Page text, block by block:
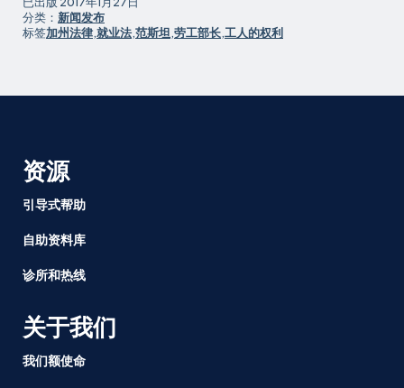
会
正
体
拒
绝
"危
"的
司
法
长
名
分类： 新闻发布
标签加州法律,就业法,范斯坦,劳工部长,工人的权利
资源
引导式帮助
自助资料库
诊所和热线
关于我们
我们额使命